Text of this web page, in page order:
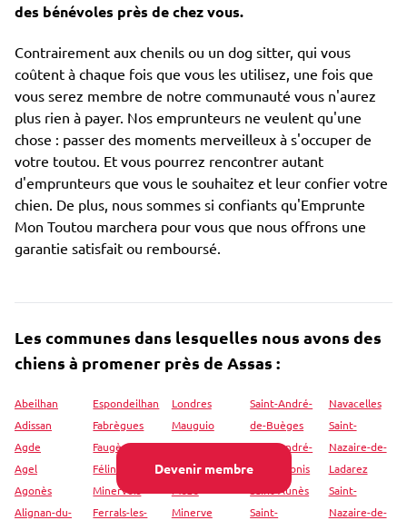
Devenir membre
des bénévoles près de chez vous.
Contrairement aux chenils ou un dog sitter, qui vous
coûtent à chaque fois que vous les utilisez, une fois que
vous serez membre de notre communauté vous n'aurez
plus rien à payer. Nos emprunteurs ne veulent qu'une
chose : passer des moments merveilleux à s'occuper de
votre toutou. Et vous pourrez rencontrer autant
d'emprunteurs que vous le souhaitez et leur confier votre
chien. De plus, nous sommes si confiants qu'Emprunte
Mon Toutou marchera pour vous que nous offrons une
garantie satisfait ou remboursé.
Les communes dans lesquelles nous avons des
chiens à promener près de Assas :
Abeilhan
Adissan
Agde
Agel
Agonès
Alignan-du-
Espondeilhan
Fabrègues
Faugères
Félines-
Minervois
Ferrals-les-
Londres
Mauguio
Maureilhan
Mérifons
Minerve
Saint-André-
de-Buèges
Saint-André-
de-Sangonis
Saint-Aunès
Saint-
Navacelles
Saint-
Nazaire-de-
Ladarez
Saint-
Nazaire-de-